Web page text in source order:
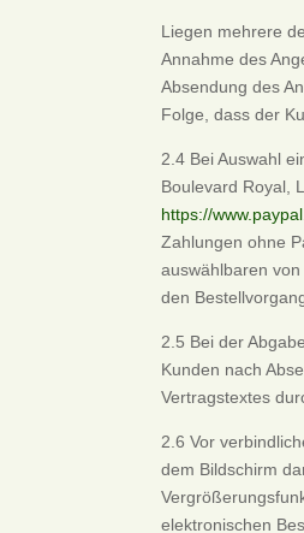
Liegen mehrere
Annahme des
Absendung des
Folge, dass der
2.4 Bei Auswahl
Boulevard Royal,
https://
Zahlungen ohne
auswählbaren
den
2.5 Bei der
Kunden nach
Vertragstextes
2.6 Vor
dem Bildschirm
elektronischen